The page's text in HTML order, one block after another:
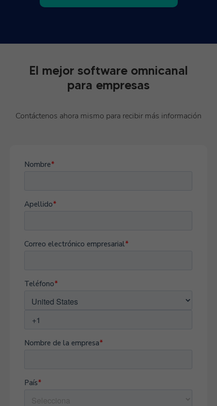
El mejor software omnicanal
para empresas
Contáctenos ahora mismo para recibir más información